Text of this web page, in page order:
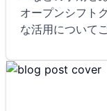
オープンシフト
な活用について